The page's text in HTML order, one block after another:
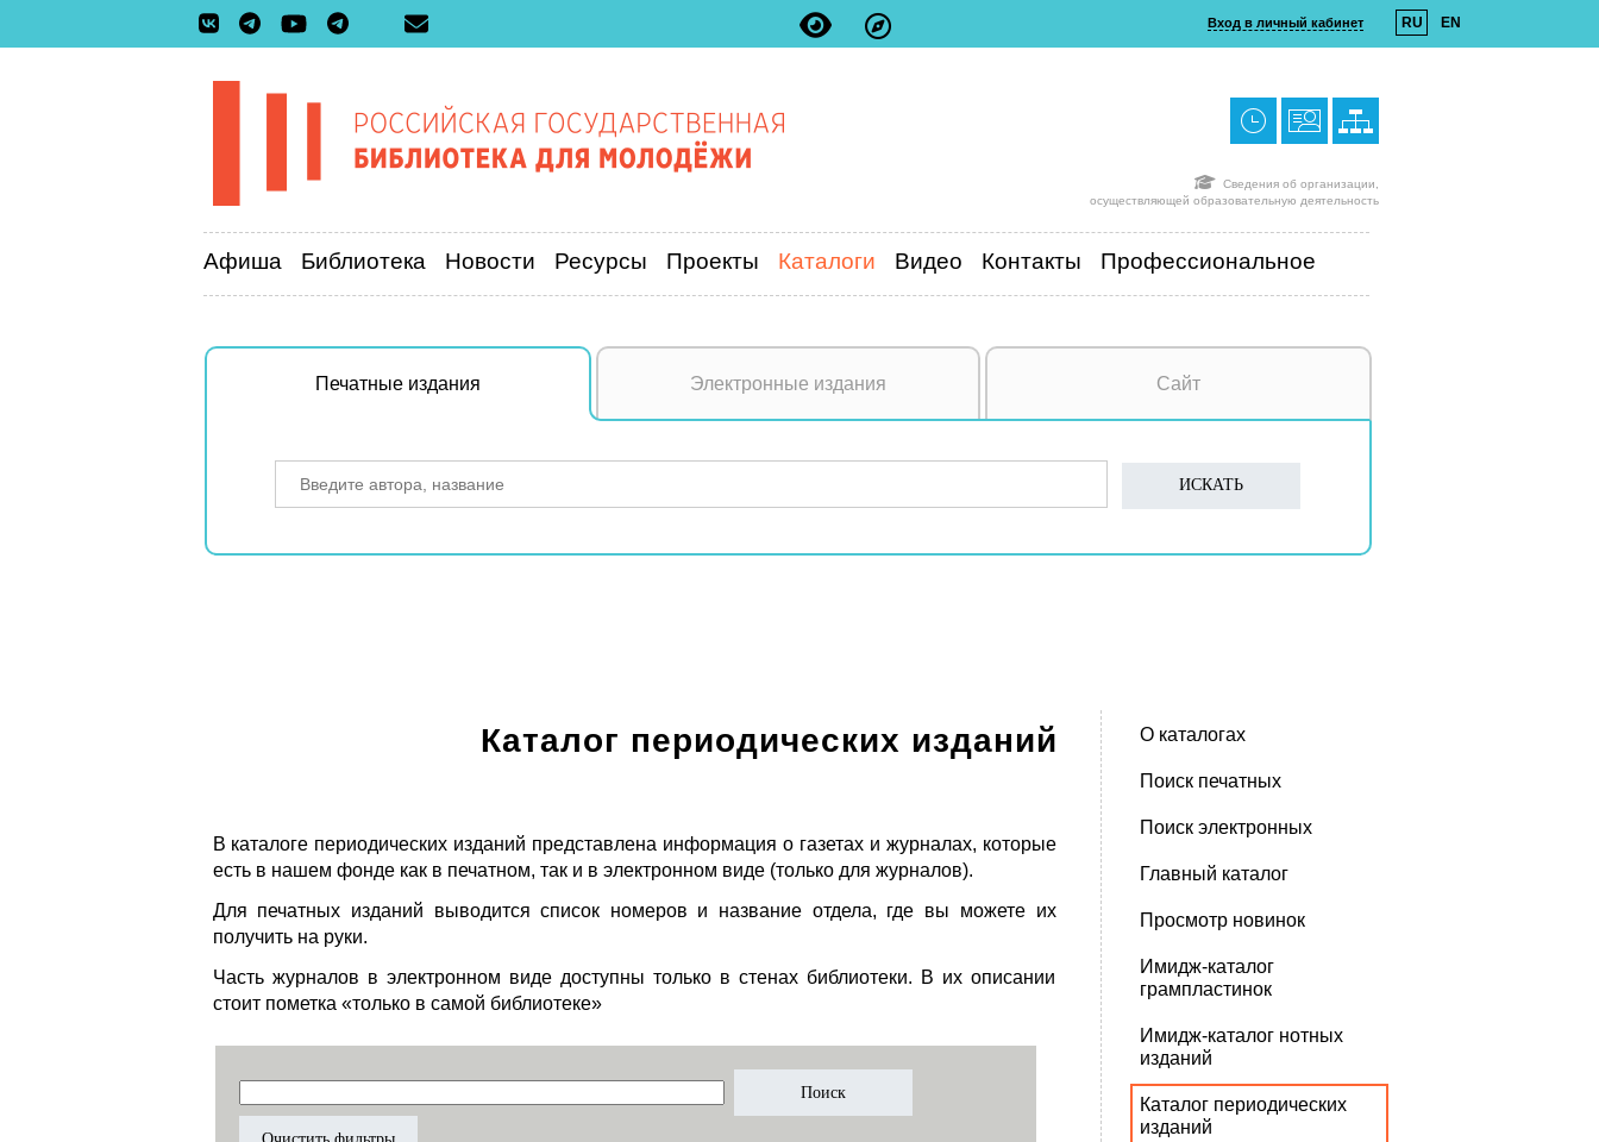
Вход в личный кабинет RU EN
Сведения об организации,
осуществляющей образовательную деятельность
Афиша Библиотека Новости Ресурсы Проекты Каталоги Видео Контакты Профессиональное
Печатные издания Электронные издания Сайт
Каталог периодических изданий
В каталоге периодических изданий представлена информация о газетах и журналах, которые
есть в нашем фонде как в печатном, так и в электронном виде (только для журналов).
Для печатных изданий выводится список номеров и название отдела, где вы можете их
получить на руки.
Часть журналов в электронном виде доступны только в стенах библиотеки. В их описании
стоит пометка «только в самой библиотеке»
О каталогах
Поиск печатных
Поиск электронных
Главный каталог
Просмотр новинок
Имидж-каталог
грампластинок
Имидж-каталог нотных
изданий
Каталог периодических
изданий